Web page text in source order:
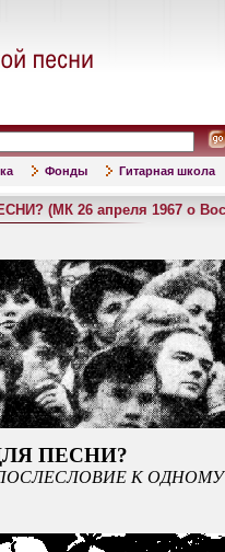
Фонды Гитарная школа
(МК 26 апреля 1967 о
ПЕСНИ?
К